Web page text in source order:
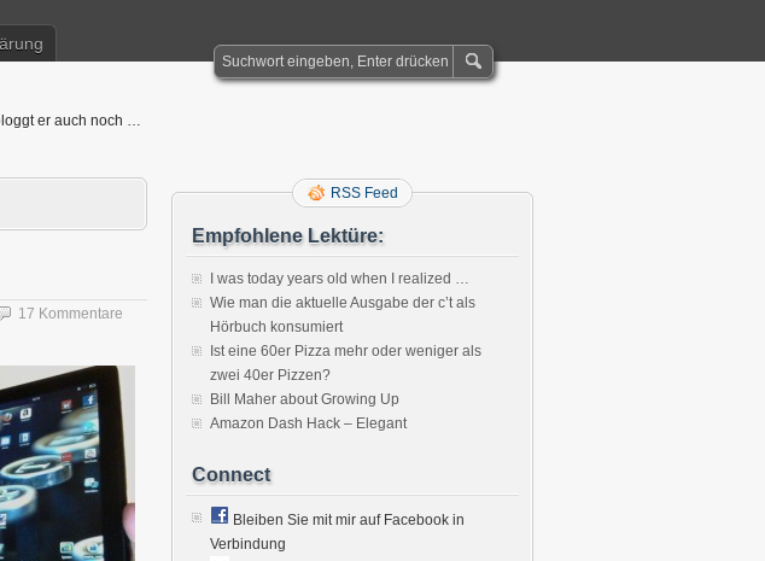
er auch noch …
17 Kommentare
RSS Feed
Empfohlene Lektüre:
I was today years old when I realized …
Wie man die aktuelle Ausgabe der c’t als
Hörbuch konsumiert
Ist eine 60er Pizza mehr oder weniger als
zwei 40er Pizzen?
Bill Maher about Growing Up
Amazon Dash Hack – Elegant
Connect
Bleiben Sie mit mir auf Facebook in
Verbindung